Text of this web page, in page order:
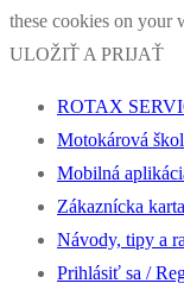
these cookies on your
ULOŽIŤ A PRIJAŤ
ROTAX
Motokárová
Mobilná
Zákaznícka karta
Návody, tipy a
Prihlásiť sa /